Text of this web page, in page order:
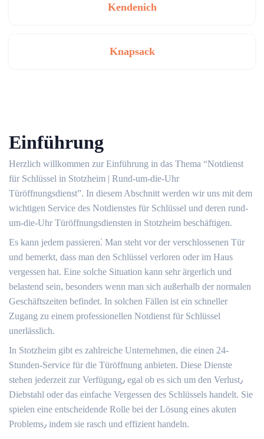
Kendenich
Knapsack
Einführung
Herzlich willkommen zur Einführung in das Thema “Notdienst
für Schlüssel in Stotzheim | Rund-um-die-Uhr
Türöffnungsdienst”.​ In diesem Abschnitt werden wir uns mit dem
wichtigen Service des Notdienstes für Schlüssel und deren rund-
um-die-Uhr Türöffnungsdiensten in Stotzheim beschäftigen.
Es kann jedem passieren⁚ Man steht vor der verschlossenen Tür
und bemerkt, dass man den Schlüssel verloren oder im Haus
vergessen hat.​ Eine solche Situation kann sehr ärgerlich und
belastend sein, besonders wenn man sich außerhalb der normalen
Geschäftszeiten befindet.​ In solchen Fällen ist ein schneller
Zugang zu einem professionellen Notdienst für Schlüssel
unerlässlich.​
In Stotzheim gibt es zahlreiche Unternehmen, die einen 24-
Stunden-Service für die Türöffnung anbieten.​ Diese Dienste
stehen jederzeit zur Verfügung٫ egal ob es sich um den Verlust٫
Diebstahl oder das einfache Vergessen des Schlüssels handelt.​ Sie
spielen eine entscheidende Rolle bei der Lösung eines akuten
Problems٫ indem sie rasch und effizient handeln.​